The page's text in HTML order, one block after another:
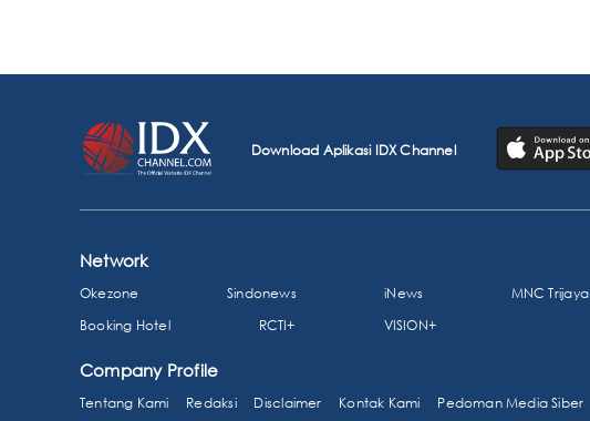
Download Aplikasi IDX Channel
Network
Okezone Sindonews iNews
MNC Trijaya
Booking Hotel
RCTI+ VISION+
Company Profile
Tentang Kami Redaksi Disclaimer Kontak Kami Pedoman Media Siber